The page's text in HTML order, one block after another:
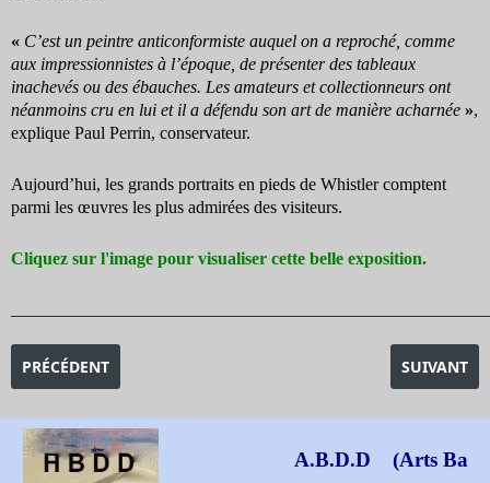
« C’est un peintre anticonformiste auquel on a reproché, comme
aux impressionnistes à l’époque, de présenter des tableaux
inachevés ou des ébauches. Les amateurs et collectionneurs ont
néanmoins cru en lui et il a défendu son art de manière acharnée »,
explique Paul Perrin, conservateur.
Aujourd’hui, les grands portraits en pieds de Whistler comptent
parmi les œuvres les plus admirées des visiteurs.
Cliquez sur l'image pour visualiser cette belle exposition.
ARTICLE PRÉCÉDENT : EXPOSITION VERMEER ET LES MAITRES
PRÉCÉDENT ARTICLE
SUIVANT
A.B.D.D (Arts Ba